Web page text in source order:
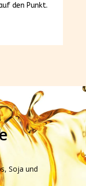
den Punkt.
Soja und